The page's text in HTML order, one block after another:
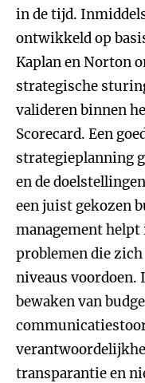
in de tijd.
ontwikkeld op
Kaplan en Norton
strategische
valideren binnen
Scorecard. Een
strategieplanning
en de
een juist gekozen
management
problemen die
niveaus
bewaken van
transparantie en